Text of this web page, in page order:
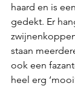
haard en is
gedekt. Er
staan
ook een
heel erg